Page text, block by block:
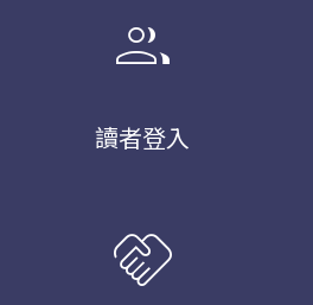
group
讀者登入
handshake